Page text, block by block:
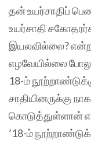
தன் உயர்சாதிப்
உயர்சாதி
இயலவில்லை?
எழவேயில்லை
18-ம்
சாதியினருக்கு
கொடுத்துள்ளான்
’18-ம்